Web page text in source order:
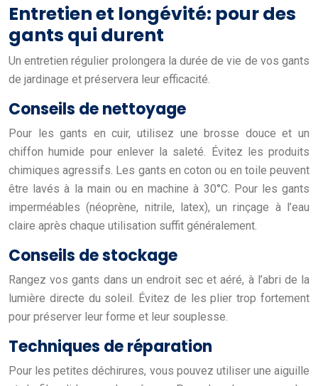
Entretien et longévité: pour des
gants qui durent
Un entretien régulier prolongera la durée de vie de vos gants
de jardinage et préservera leur efficacité.
Conseils de nettoyage
Pour les gants en cuir, utilisez une brosse douce et un
chiffon humide pour enlever la saleté. Évitez les produits
chimiques agressifs. Les gants en coton ou en toile peuvent
être lavés à la main ou en machine à 30°C. Pour les gants
imperméables (néoprène, nitrile, latex), un rinçage à l’eau
claire après chaque utilisation suffit généralement.
Conseils de stockage
Rangez vos gants dans un endroit sec et aéré, à l’abri de la
lumière directe du soleil. Évitez de les plier trop fortement
pour préserver leur forme et leur souplesse.
Techniques de réparation
Pour les petites déchirures, vous pouvez utiliser une aiguille